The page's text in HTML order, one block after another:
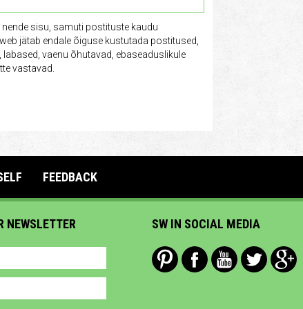
sisu, samuti postituste kaudu
jätab endale õiguse kustutada postitused,
vaenu õhutavad, ebaseaduslikule
vastavad.
FEEDBACK
NEWSLETTER SW IN SOCIAL MEDIA